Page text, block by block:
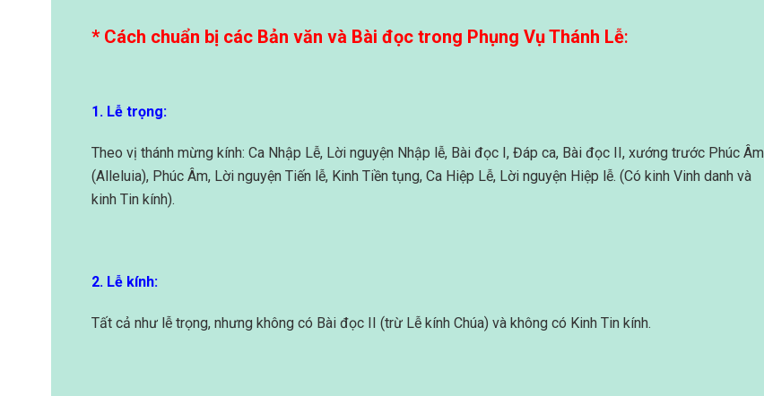
* Cách chuẩn bị các Bản văn và Bài đọc trong Phụng Vụ Thánh Lễ:
1. Lễ trọng:
Theo vị thánh mừng kính: Ca Nhập Lễ, Lời nguyện Nhập lễ, Bài đọc I, Đáp ca, Bài đọc II, xướng trước Phúc Âm
(Alleluia), Phúc Âm, Lời nguyện Tiến lễ, Kinh Tiền tụng, Ca Hiệp Lễ, Lời nguyện Hiệp lễ. (Có kinh Vinh danh và
kinh Tin kính).
2. Lễ kính:
Tất cả như lễ trọng, nhưng không có Bài đọc II (trừ Lễ kính Chúa) và không có Kinh Tin kính.